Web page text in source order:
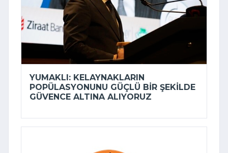
YUMAKLI: KELAYNAKLARIN
POPÜLASYONUNU GÜÇLÜ BIR ŞEKILDE
GÜVENCE ALTINA ALIYORUZ